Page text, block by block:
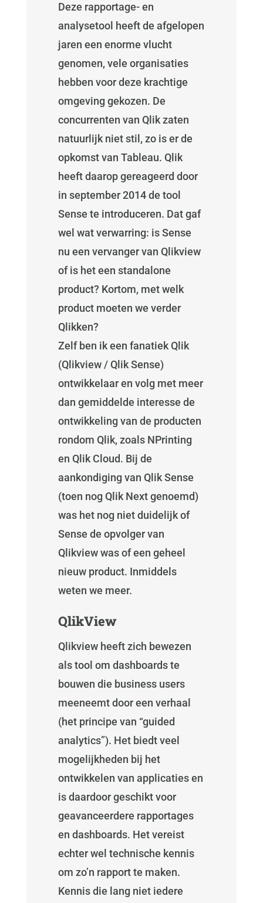
Deze rapportage- en
analysetool heeft de afgelopen
jaren een enorme vlucht
genomen, vele organisaties
hebben voor deze krachtige
omgeving gekozen. De
concurrenten van Qlik zaten
natuurlijk niet stil, zo is er de
opkomst van Tableau. Qlik
heeft daarop gereageerd door
in september 2014 de tool
Sense te introduceren. Dat gaf
wel wat verwarring: is Sense
nu een vervanger van Qlikview
of is het een standalone
product? Kortom, met welk
product moeten we verder
Qlikken?
Zelf ben ik een fanatiek Qlik
(Qlikview / Qlik Sense)
ontwikkelaar en volg met meer
dan gemiddelde interesse de
ontwikkeling van de producten
rondom Qlik, zoals NPrinting
en Qlik Cloud. Bij de
aankondiging van Qlik Sense
(toen nog Qlik Next genoemd)
was het nog niet duidelijk of
Sense de opvolger van
Qlikview was of een geheel
nieuw product. Inmiddels
weten we meer.
QlikView
Qlikview heeft zich bewezen
als tool om dashboards te
bouwen die business users
meeneemt door een verhaal
(het principe van “guided
analytics”). Het biedt veel
mogelijkheden bij het
ontwikkelen van applicaties en
is daardoor geschikt voor
geavanceerdere rapportages
en dashboards. Het vereist
echter wel technische kennis
om zo’n rapport te maken.
Kennis die lang niet iedere